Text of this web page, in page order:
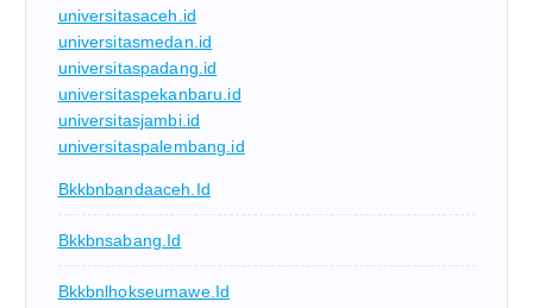
universitasaceh.id
universitasmedan.id
universitaspadang.id
universitaspekanbaru.id
universitasjambi.id
universitaspalembang.id
Bkkbnbandaaceh.id
Bkkbnsabang.id
Bkkbnlhokseumawe.id